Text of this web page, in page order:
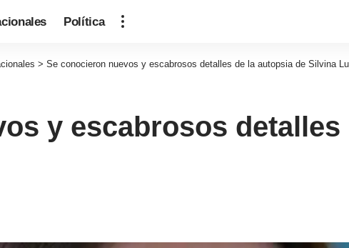
Política
> Se conocieron nuevos y escabrosos detalles de la autopsia de Silvina
y escabrosos detalles